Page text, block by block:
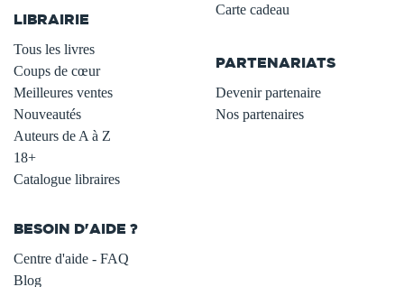
LIBRAIRIE
Tous les livres
Coups de cœur
Meilleures ventes
Nouveautés
Auteurs de A à Z
18+
Catalogue libraires
Carte cadeau
PARTENARIATS
Devenir partenaire
Nos partenaires
BESOIN D'AIDE ?
Centre d'aide - FAQ
Blog